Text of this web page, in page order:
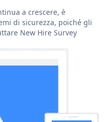
a crescere, è
di sicurezza, poiché gli
New Hire Survey